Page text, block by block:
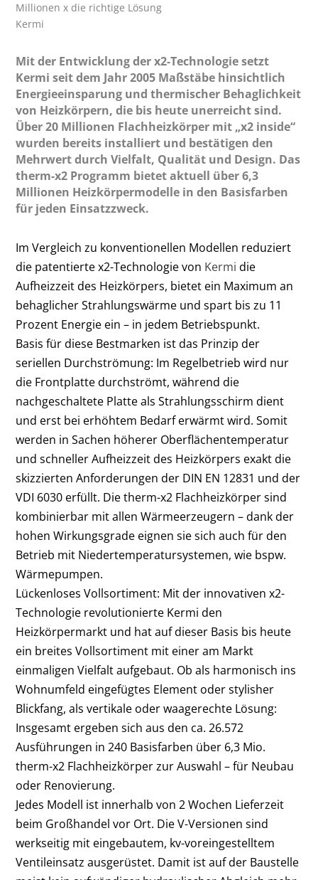
Millionen x die richtige Lösung
Kermi
Mit der Entwicklung der x2-Technologie setzt
Kermi seit dem Jahr 2005 Maßstäbe hinsichtlich
Energieeinsparung und thermischer Behaglichkeit
von Heizkörpern, die bis heute unerreicht sind.
Über 20 Millionen Flachheizkörper mit „x2 inside“
wurden bereits installiert und bestätigen den
Mehrwert durch Vielfalt, Qualität und Design. Das
therm-x2 Programm bietet aktuell über 6,3
Millionen Heizkörpermodelle in den Basisfarben
für jeden Einsatzzweck.
Im Vergleich zu konventionellen Modellen reduziert
die patentierte x2-Technologie von Kermi die
Aufheizzeit des Heizkörpers, bietet ein Maximum an
behaglicher Strahlungswärme und spart bis zu 11
Prozent Energie ein – in jedem Betriebspunkt.
Basis für diese Bestmarken ist das Prinzip der
seriellen Durchströmung: Im Regelbetrieb wird nur
die Frontplatte durchströmt, während die
nachgeschaltete Platte als Strahlungsschirm dient
und erst bei erhöhtem Bedarf erwärmt wird. Somit
werden in Sachen höherer Oberflächentemperatur
und schneller Aufheizzeit des Heizkörpers exakt die
skizzierten Anforderungen der DIN EN 12831 und der
VDI 6030 erfüllt. Die therm-x2 Flachheizkörper sind
kombinierbar mit allen Wärmeerzeugern – dank der
hohen Wirkungsgrade eignen sie sich auch für den
Betrieb mit Niedertemperatursystemen, wie bspw.
Wärmepumpen.
Lückenloses Vollsortiment: Mit der innovativen x2-
Technologie revolutionierte Kermi den
Heizkörpermarkt und hat auf dieser Basis bis heute
ein breites Vollsortiment mit einer am Markt
einmaligen Vielfalt aufgebaut. Ob als harmonisch ins
Wohnumfeld eingefügtes Element oder stylisher
Blickfang, als vertikale oder waagerechte Lösung:
Insgesamt ergeben sich aus den ca. 26.572
Ausführungen in 240 Basisfarben über 6,3 Mio.
therm-x2 Flachheizkörper zur Auswahl – für Neubau
oder Renovierung.
Jedes Modell ist innerhalb von 2 Wochen Lieferzeit
beim Großhandel vor Ort. Die V-Versionen sind
werkseitig mit eingebautem, kv-voreingestelltem
Ventileinsatz ausgerüstet. Damit ist auf der Baustelle